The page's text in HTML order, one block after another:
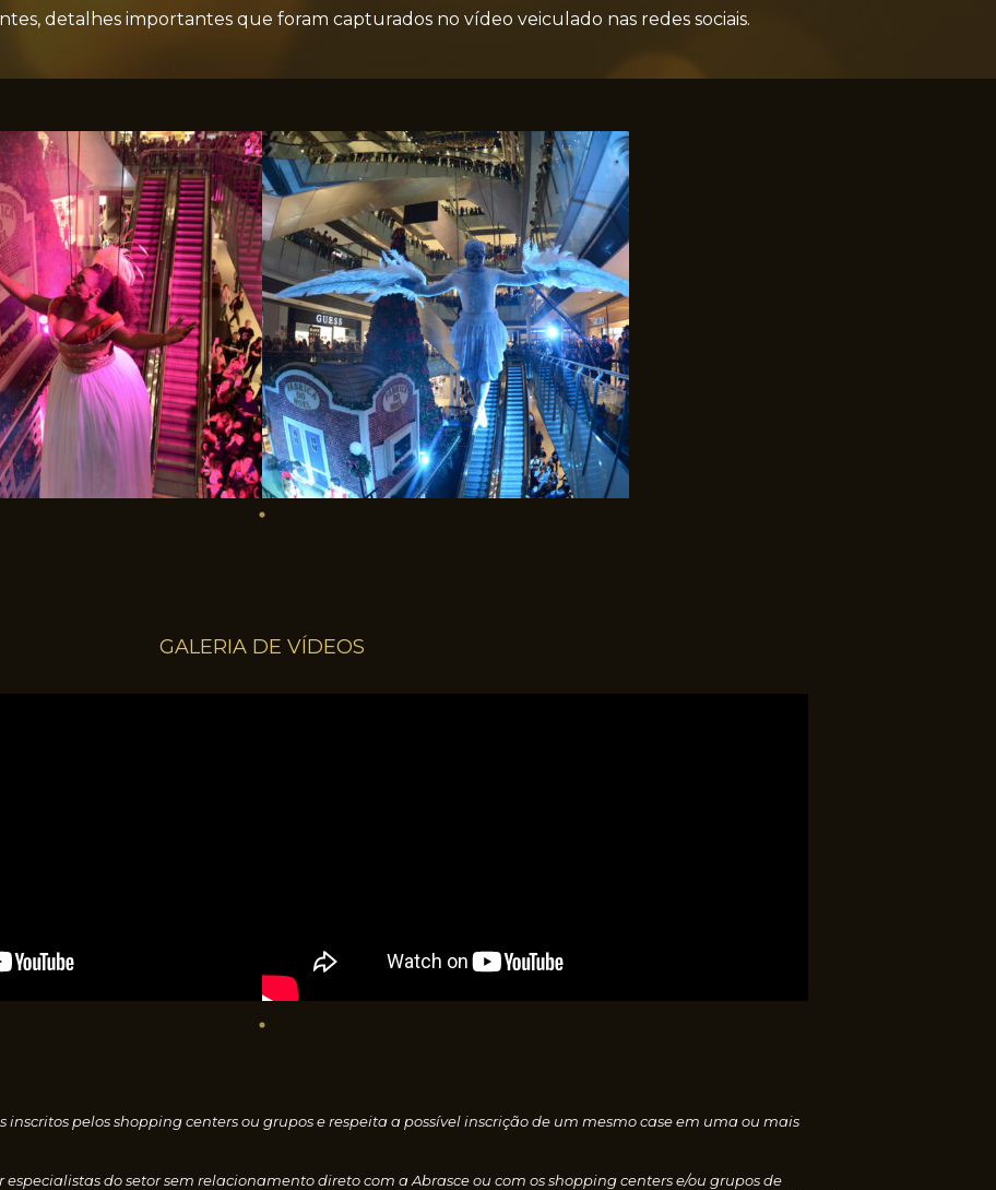
detalhes importantes que foram capturados no vídeo veiculado nas redes sociais.
GALERIA DE VÍDEOS
pelos shopping centers ou grupos e respeita a possível inscrição de um mesmo case em uma ou mais
do setor sem relacionamento direto com a Abrasce ou com os shopping centers e/ou grupos de